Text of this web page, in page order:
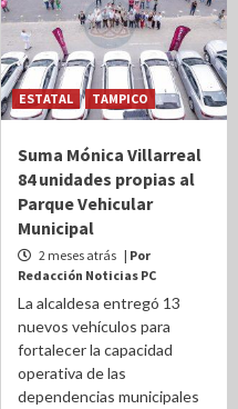
ESTATAL TAMPICO
Suma Mónica Villarreal
84 unidades propias al
Parque Vehicular
Municipal
2 meses atrás | Por
Redacción Noticias PC
La alcaldesa entregó 13
nuevos vehículos para
fortalecer la capacidad
operativa de las
dependencias municipales